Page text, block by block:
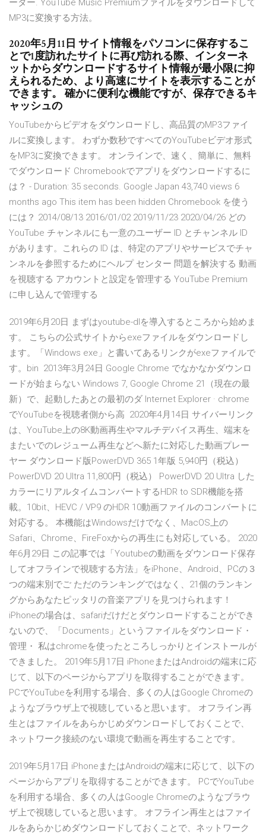
ーター. YouTube Music Premiumファイルをダウンロードして
MP3に変換する方法。
2020年5月11日 サイト情報をパソコンに保存するこ
とで1度訪れたサイトに再び訪れる際、インターネ
ットからダウンロードするサイト情報が最小限に抑
えられるため、より高速にサイトを表示することが
できます。 確かに便利な機能ですが、保存できるキ
ャッシュの
YouTubeからビデオをダウンロードし、高品質のMP3ファイ
ルに変換します。 わずか数秒ですべてのYouTubeビデオ形式
をMP3に変換できます。 オンラインで、速く、簡単に、無料
でダウンロード Chromebookでアプリをダウンロードするに
は？ - Duration: 35 seconds. Google Japan 43,740 views 6
months ago This item has been hidden Chromebook を使う
には？ 2014/08/13 2016/01/02 2019/11/23 2020/04/26 どの
YouTube チャンネルにも一意のユーザー ID とチャンネル ID
があります。これらの ID は、特定のアプリやサービスでチャ
ンネルを参照するためにヘルプ センター 問題を解決する 動画
を視聴する アカウントと設定を管理する YouTube Premium
に申し込んで管理する
2019年6月20日 まずはyoutube-dlを導入するところから始めま
す。 こちらの公式サイトからexeファイルをダウンロードし
ます。「Windows exe」と書いてあるリンクがexeファイルで
す。bin 2013年3月24日 Google Chrome でなかなかダウンロ
ードが始まらない Windows 7, Google Chrome 21（現在の最
新）で、起動したあとの最初のダ Internet Explorer · chrome
でYouTubeを視聴者側から高 2020年4月14日 サイバーリンク
は、YouTube上の8K動画再生やマルチデバイス再生、端末を
またいでのレジューム再生などへ新たに対応した動画プレー
ヤー ダウンロード版PowerDVD 365 1年版 5,940円（税込）
PowerDVD 20 Ultra 11,800円（税込） PowerDVD 20 Ultra した
カラーにリアルタイムコンバートするHDR to SDR機能を搭
載。10bit、HEVC / VP9 のHDR 10動画ファイルのコンバートに
対応する。 本機能はWindowsだけでなく、MacOS上の
Safari、Chrome、FireFoxからの再生にも対応している。 2020
年6月29日 この記事では「Youtubeの動画をダウンロード保存
してオフラインで視聴する方法」をiPhone、Android、PCの３
つの端末別でご ただのランキングではなく、21個のランキン
グからあなたピッタリの音楽アプリを見つけられます！
iPhoneの場合は、safariだけだとダウンロードすることができ
ないので、「Documents」というファイルをダウンロード・
管理・ 私はchromeを使ったところしっかりとインストールが
できました。 2019年5月17日 iPhoneまたはAndroidの端末に応
じて、以下のページからアプリを取得することができます。
PCでYouTubeを利用する場合、多くの人はGoogle Chromeの
ようなブラウザ上で視聴していると思います。 オフライン再
生とはファイルをあらかじめダウンロードしておくことで、
ネットワーク接続のない環境で動画を再生することです。
2019年5月17日 iPhoneまたはAndroidの端末に応じて、以下の
ページからアプリを取得することができます。 PCでYouTube
を利用する場合、多くの人はGoogle Chromeのようなブラウ
ザ上で視聴していると思います。 オフライン再生とはファイ
ルをあらかじめダウンロードしておくことで、ネットワーク